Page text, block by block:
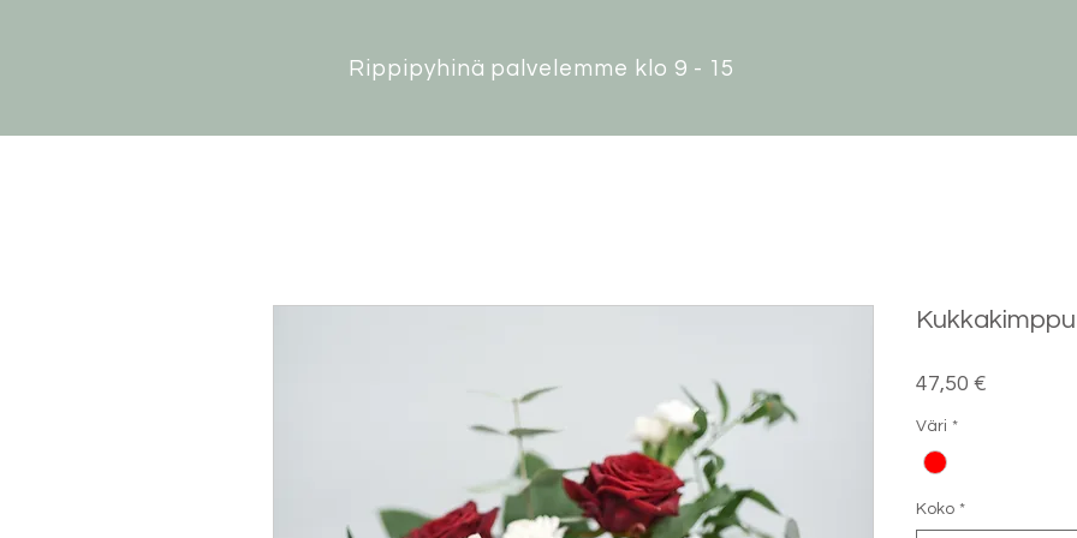
Rippipyhinä palvelemme klo 9 - 15
47,50 €
Väri *
Koko *